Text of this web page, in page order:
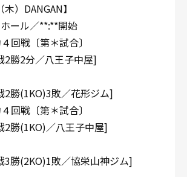
木）DANGAN】
ール／**:**開始
回戦〔第＊試合〕
2勝2分／八王子中屋]
2勝(1KO)3敗／花形ジム]
回戦〔第＊試合〕
2勝(1KO)／八王子中屋]
3勝(2KO)1敗／協栄山神ジム]